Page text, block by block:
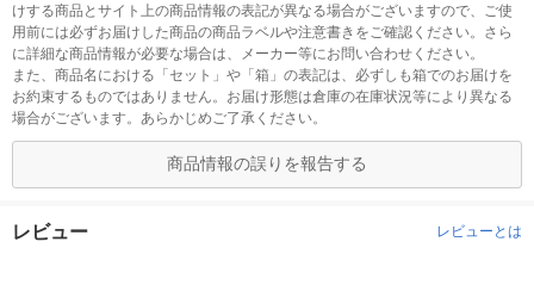
けする商品とサイト上の商品情報の表記が異なる場合がございますので、ご使
用前には必ずお届けした商品の商品ラベルや注意書きをご確認ください。さら
に詳細な商品情報が必要な場合は、メーカー等にお問い合わせください。
また、商品名における「セット」や「箱」の表記は、必ずしも箱でのお届けを
お約束するものではありません。お届け形態は倉庫の在庫状況等により異なる
場合がございます。あらかじめご了承ください。
商品情報の誤りを報告する
レビュー レビューとは